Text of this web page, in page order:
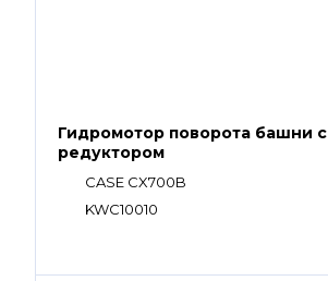
Гидромотор поворота башни с
редуктором
CASE CX700B
KWC10010